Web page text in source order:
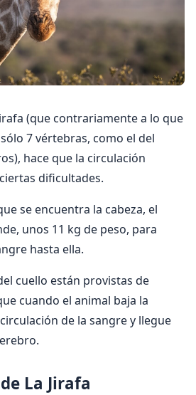
(que contrariamente a lo que
7 vértebras, como el del
hace que la circulación
dificultades.
se encuentra la cabeza, el
unos 11 kg de peso, para
hasta ella.
cuello están provistas de
cuando el animal baja la
de la sangre y llegue
La Jirafa